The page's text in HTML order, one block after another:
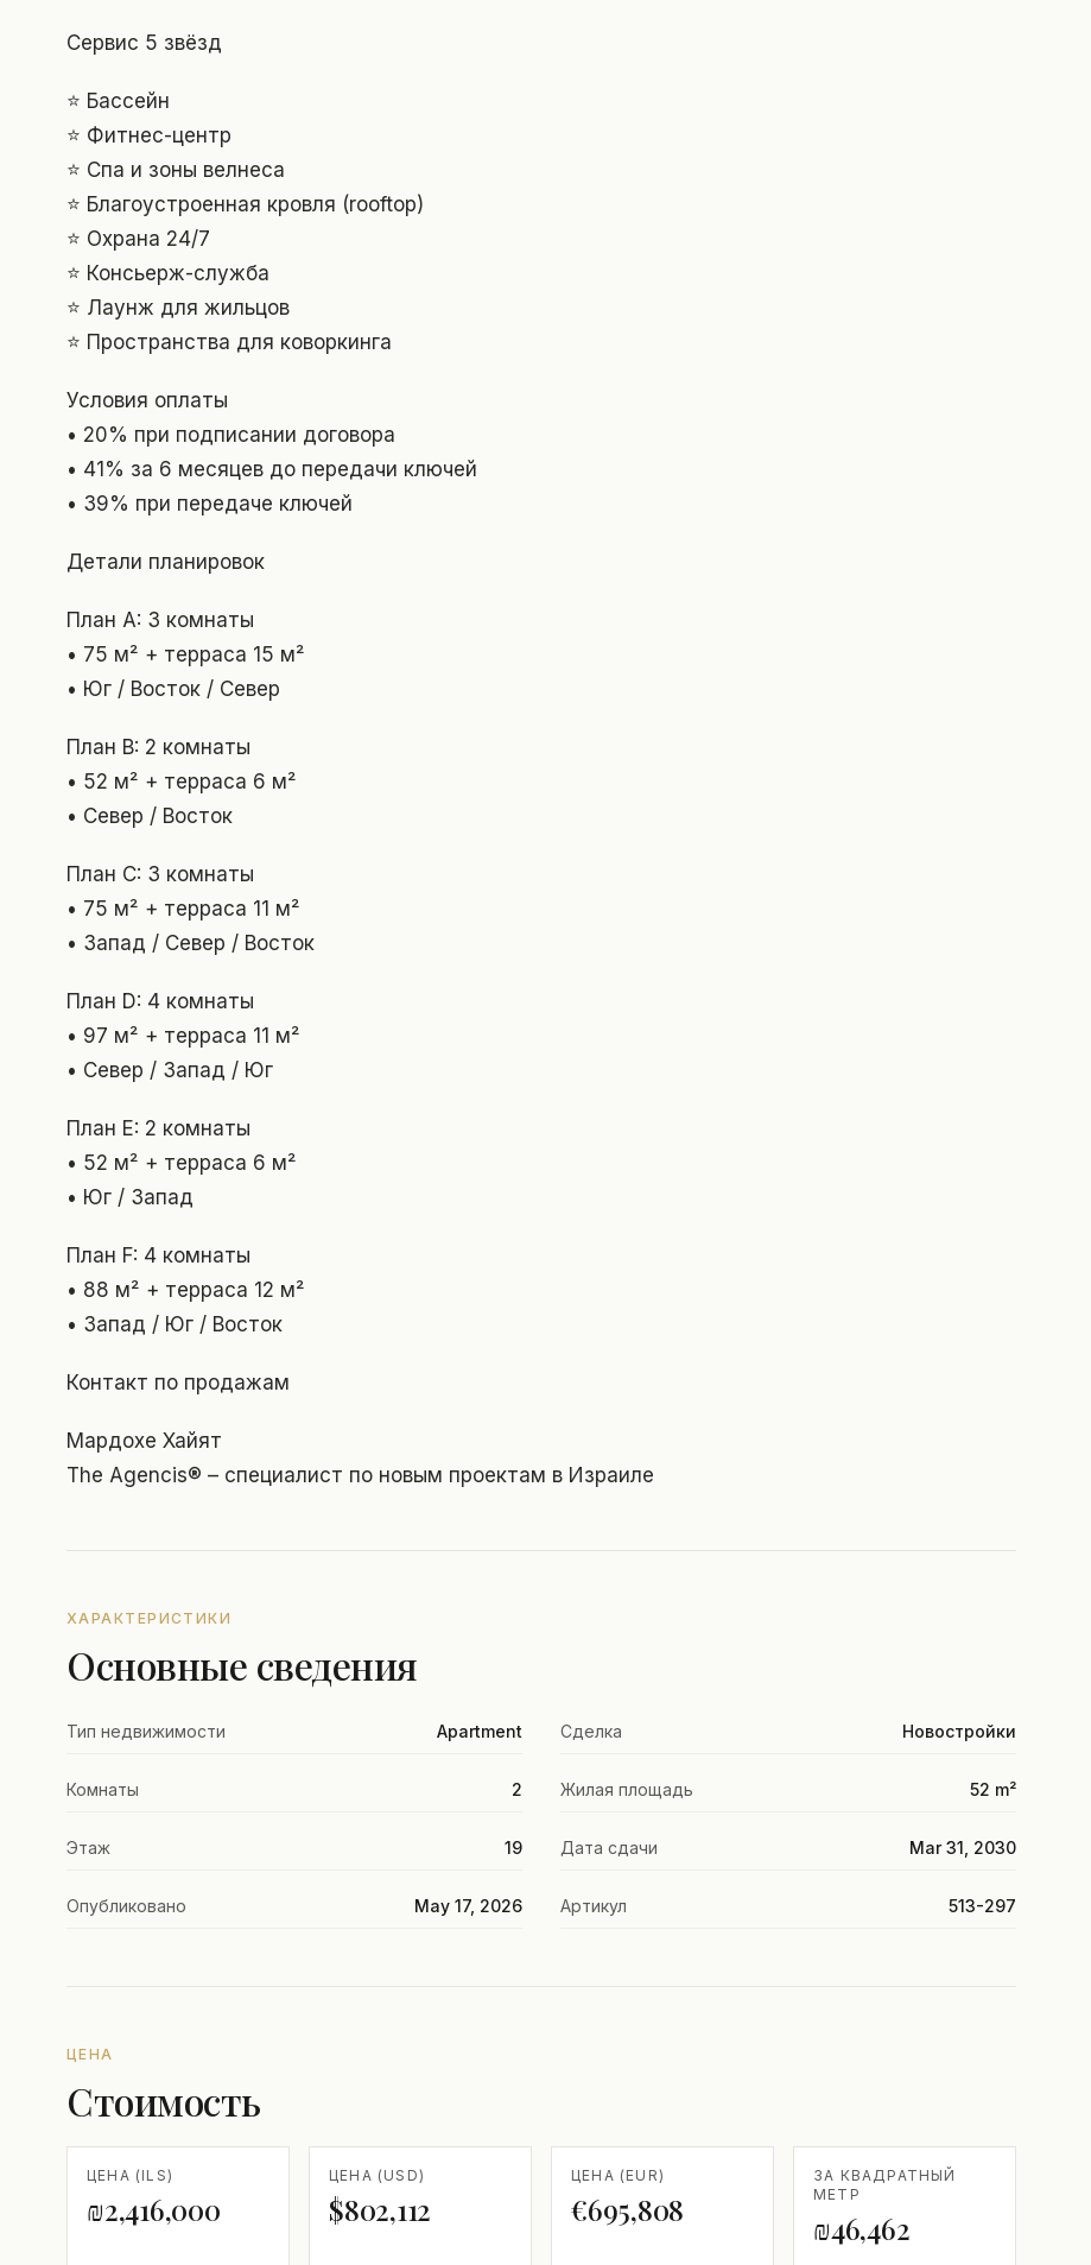
Сервис 5 звёзд
⭐ Бассейн
⭐ Фитнес-центр
⭐ Спа и зоны велнеса
⭐ Благоустроенная кровля (rooftop)
⭐ Охрана 24/7
⭐ Консьерж-служба
⭐ Лаунж для жильцов
⭐ Пространства для коворкинга
Условия оплаты
• 20% при подписании договора
• 41% за 6 месяцев до передачи ключей
• 39% при передаче ключей
Детали планировок
План A: 3 комнаты
• 75 м² + терраса 15 м²
• Юг / Восток / Север
План B: 2 комнаты
• 52 м² + терраса 6 м²
• Север / Восток
План C: 3 комнаты
• 75 м² + терраса 11 м²
• Запад / Север / Восток
План D: 4 комнаты
• 97 м² + терраса 11 м²
• Север / Запад / Юг
План E: 2 комнаты
• 52 м² + терраса 6 м²
• Юг / Запад
План F: 4 комнаты
• 88 м² + терраса 12 м²
• Запад / Юг / Восток
Контакт по продажам
Мардохе Хайят
The Agencis® – специалист по новым проектам в Израиле
ХАРАКТЕРИСТИКИ
Основные сведения
Тип недвижимости Apartment Сделка Новостройки
Комнаты 2 Жилая площадь 52 m²
Этаж 19 Дата сдачи Mar 31, 2030
Опубликовано May 17, 2026 Артикул 513-297
ЦЕНА
Стоимость
ЦЕНА (ILS)
₪2,416,000
ЦЕНА (USD)
$802,112
ЦЕНА (EUR)
€695,808
ЗА КВАДРАТНЫЙ
МЕТР
₪46,462